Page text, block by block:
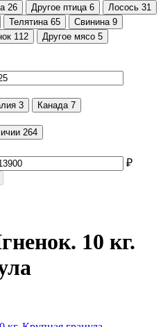
26 Другое птица 6 Лосось 31
Телятина 65 Свинина 9
112 Другое мясо 5
3 Канада 7
264
₽
10 кг.